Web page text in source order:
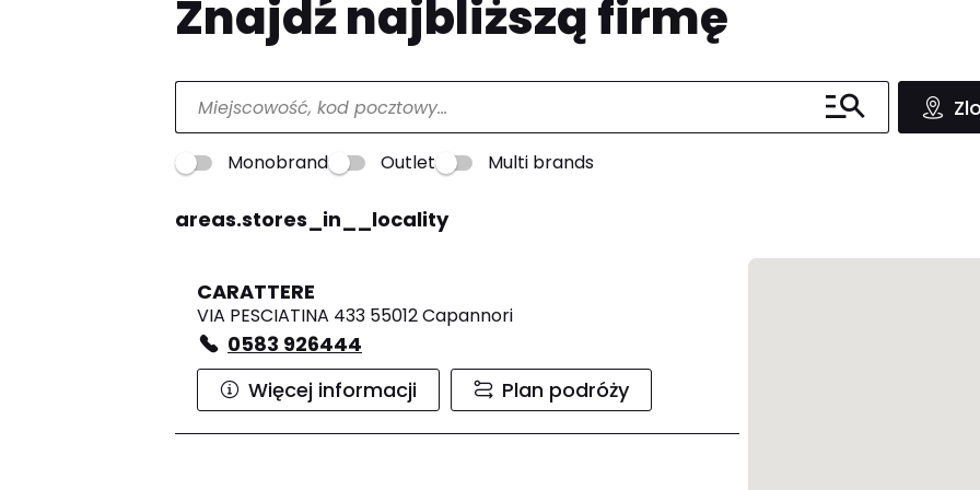
Znajdź najbliższą firmę
Monobrand Outlet Multi brands
areas.stores_in__locality
CARATTERE
VIA PESCIATINA 433 55012 Capannori
0583 926444
Więcej informacji
Plan podróży